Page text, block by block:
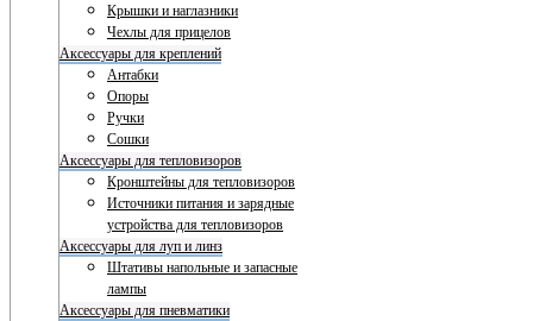
Крышки и наглазники
Чехлы для прицелов
Аксессуары для креплений
Антабки
Опоры
Ручки
Сошки
Аксессуары для тепловизоров
Кронштейны для тепловизоров
Источники питания и зарядные
устройства для тепловизоров
Аксессуары для луп и линз
Штативы напольные и запасные
лампы
Аксессуары для пневматики